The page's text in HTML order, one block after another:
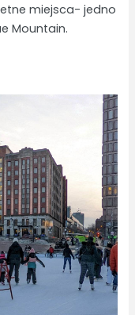
miejsca- jedno
Mountain.